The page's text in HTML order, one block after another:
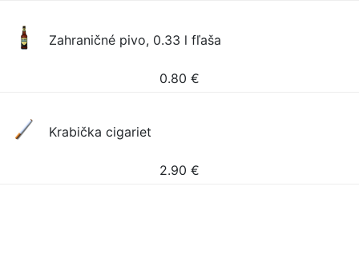
Zahraničné pivo, 0.33 l fľaša
0.80 €
Krabička cigariet
2.90 €